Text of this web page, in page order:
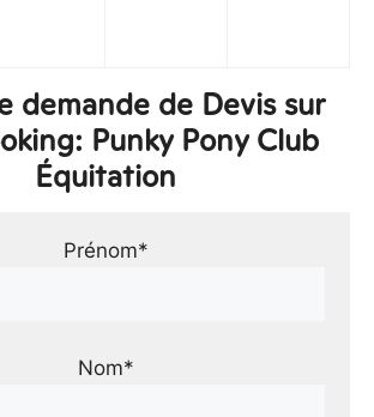
demande de Devis sur
Punky Pony Club
Équitation
Prénom*
Nom*